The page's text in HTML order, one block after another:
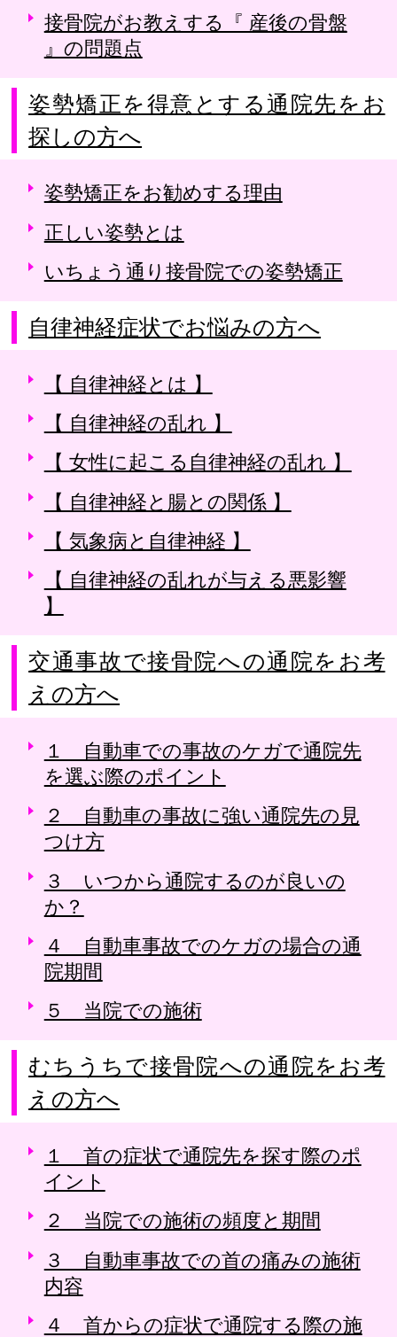
接骨院がお教えする『 産後の骨盤
』の問題点
姿勢矯正を得意とする通院先をお
探しの方へ
姿勢矯正をお勧めする理由
正しい姿勢とは
いちょう通り接骨院での姿勢矯正
自律神経症状でお悩みの方へ
【 自律神経とは 】
【 自律神経の乱れ 】
【 女性に起こる自律神経の乱れ 】
【 自律神経と腸との関係 】
【 気象病と自律神経 】
【 自律神経の乱れが与える悪影響
】
交通事故で接骨院への通院をお考
えの方へ
１ 自動車での事故のケガで通院先
を選ぶ際のポイント
２ 自動車の事故に強い通院先の見
つけ方
３ いつから通院するのが良いの
か？
４ 自動車事故でのケガの場合の通
院期間
５ 当院での施術
むちうちで接骨院への通院をお考
えの方へ
１ 首の症状で通院先を探す際のポ
イント
２ 当院での施術の頻度と期間
３ 自動車事故での首の痛みの施術
内容
４ 首からの症状で通院する際の施